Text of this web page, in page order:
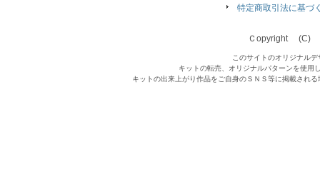
特定商取引法に基づ
Ｃopyright (C)
このサイトのオリジナル
キットの転売、オリジナルパターンを使用
キットの出来上がり作品をご自身のＳＮＳ等に掲載され